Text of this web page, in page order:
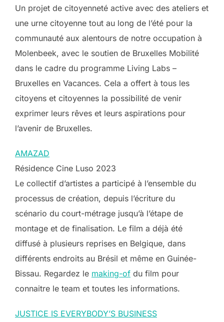
Un projet de citoyenneté active avec des ateliers et
une urne citoyenne tout au long de l’été pour la
communauté aux alentours de notre occupation à
Molenbeek, avec le soutien de Bruxelles Mobilité
dans le cadre du programme Living Labs –
Bruxelles en Vacances. Cela a offert à tous les
citoyens et citoyennes la possibilité de venir
exprimer leurs rêves et leurs aspirations pour
l’avenir de Bruxelles.
AMAZAD
Résidence Cine Luso 2023
Le collectif d’artistes a participé à l’ensemble du
processus de création, depuis l’écriture du
scénario du court-métrage jusqu’à l’étape de
montage et de finalisation. Le film a déjà été
diffusé à plusieurs reprises en Belgique, dans
différents endroits au Brésil et même en Guinée-
Bissau. Regardez le making-of du film pour
connaitre le team et toutes les informations.
JUSTICE IS EVERYBODY’S BUSINESS